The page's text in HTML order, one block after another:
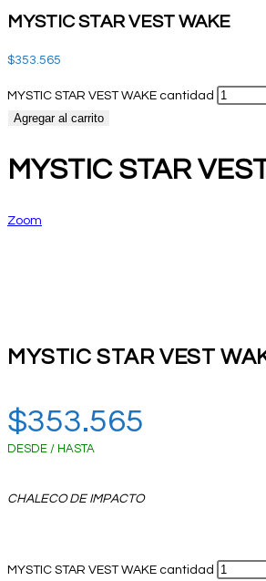
MYSTIC STAR VEST WAKE
$353.565
MYSTIC STAR VEST WAKE cantidad
Agregar al carrito
MYSTIC STAR
Zoom
MYSTIC STAR VEST
$353.565
DESDE / HASTA
CHALECO DE IMPACTO
MYSTIC STAR VEST WAKE cantidad